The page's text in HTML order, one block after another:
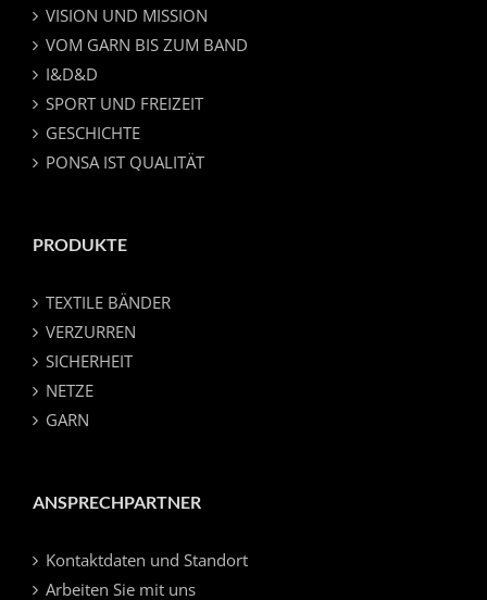
VISION UND MISSION
VOM GARN BIS ZUM BAND
I&D&D
SPORT UND FREIZEIT
GESCHICHTE
PONSA IST QUALITÄT
PRODUKTE
TEXTILE BÄNDER
VERZURREN
SICHERHEIT
NETZE
GARN
ANSPRECHPARTNER
Kontaktdaten und Standort
Arbeiten Sie mit uns